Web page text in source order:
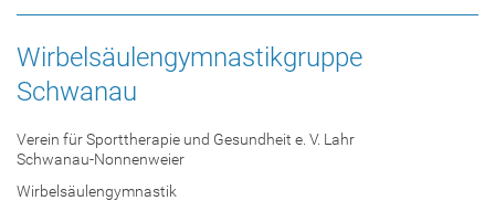
Wirbelsäulengymnastikgruppe
Schwanau
Verein für Sporttherapie und Gesundheit e. V. Lahr
Schwanau-Nonnenweier
Wirbelsäulengymnastik